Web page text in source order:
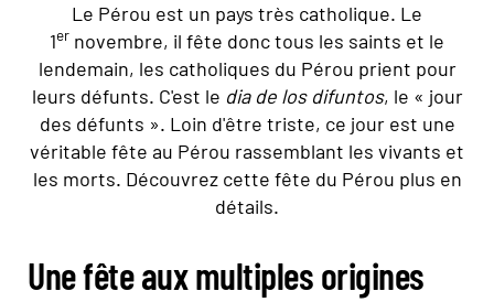
Le Pérou est un pays très catholique. Le
1er novembre, il fête donc tous les saints et le
lendemain, les catholiques du Pérou prient pour
leurs défunts. C'est le dia de los difuntos, le « jour
des défunts ». Loin d'être triste, ce jour est une
véritable fête au Pérou rassemblant les vivants et
les morts. Découvrez cette fête du Pérou plus en
détails.
Une fête aux multiples origines